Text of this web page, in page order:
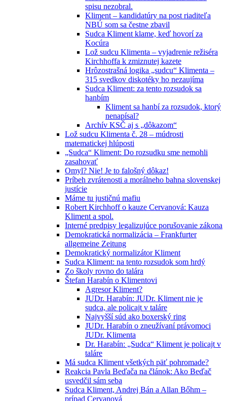
spisu nezobral.
Kliment – kandidatúry na post riaditeľa
NBÚ som sa čestne zbavil
Sudca Kliment klame, keď hovorí za
Kocúra
Lož sudcu Klimenta – vyjadrenie režiséra
Kirchhoffa k zmiznutej kazete
Hrôzostrašná logika „sudcu“ Klimenta –
315 svedkov diskotéky ho nezaujíma
Sudca Kliment: za tento rozsudok sa
hanbím
Kliment sa hanbí za rozsudok, ktorý
nenapísal?
Archív KSČ aj s „dôkazom“
Lož sudcu Klimenta č. 28 – múdrosti
matematickej hlúposti
„Sudca“ Kliment: Do rozsudku sme nemohli
zasahovať
Omyl? Nie! Je to falošný dôkaz!
Príbeh zvrátenosti a morálneho bahna slovenskej
justície
Máme tu justičnú mafiu
Robert Kirchhoff o kauze Cervanová: Kauza
Kliment a spol.
Interné predpisy legalizujúce porušovanie zákona
Demokratická normalizácia – Frankfurter
allgemeine Zeitung
Demokratický normalizátor Kliment
Sudca Kliment: na tento rozsudok som hrdý
Zo školy rovno do talára
Štefan Harabín o Klimentovi
Agresor Kliment?
JUDr. Harabín: JUDr. Kliment nie je
sudca, ale policajt v taláre
Najvyšší súd ako boxerský ring
JUDr. Harabín o zneužívaní právomoci
JUDr. Klimenta
Dr. Harabín: „Sudca“ Kliment je policajt v
taláre
Má sudca Kliment všetkých päť pohromade?
Reakcia Pavla Beďača na článok: Ako Beďač
usvedčil sám seba
Sudca Kliment, Andrej Bán a Allan Bőhm –
prípad Cervanová